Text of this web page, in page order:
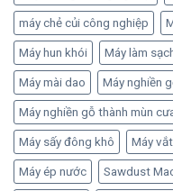
máy chẻ củi công nghiệp
Máy hun khói Máy làm
Máy mài dao Máy nghiền
Máy nghiền gỗ thành mùn
Máy sấy đông khô Máy
Máy ép nước Sawdust